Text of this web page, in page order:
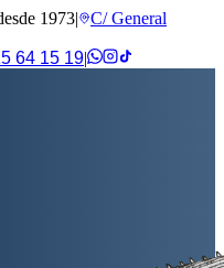
1973|
C/ General
64 15 19|